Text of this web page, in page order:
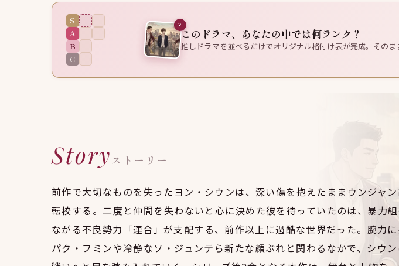
S
A
B
C
?
このドラマ、あなたの中では何ランク？
推しドラマを並べるだけでオリジナル格付け表が完成。そのま
Story ストーリー
前作で大切なものを失ったヨン・シウンは、深い傷を抱えたままウンジャ
転校する。二度と仲間を失わないと心に決めた彼を待っていたのは、暴力
ながる不良勢力「連合」が支配する、前作以上に過酷な世界だった。腕力
パク・フミンや冷静なソ・ジュンテら新たな顔ぶれと関わるなかで、シウ